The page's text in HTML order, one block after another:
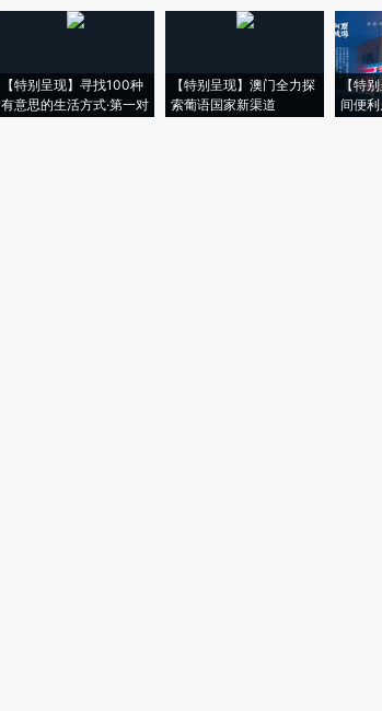
【特别呈现】寻找100种
有意思的生活方式·第一对
【特别呈现】澳门全力探
索葡语国家新渠道
【特
间便